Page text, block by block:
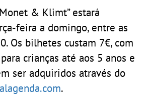
& Klimt” estará
feira a domingo, entre as
Os bilhetes custam 7€, com
crianças até aos 5 anos e
ser adquiridos através do
.